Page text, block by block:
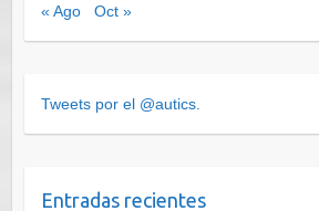
« Ago
Oct »
Tweets por el @autics.
Entradas recientes